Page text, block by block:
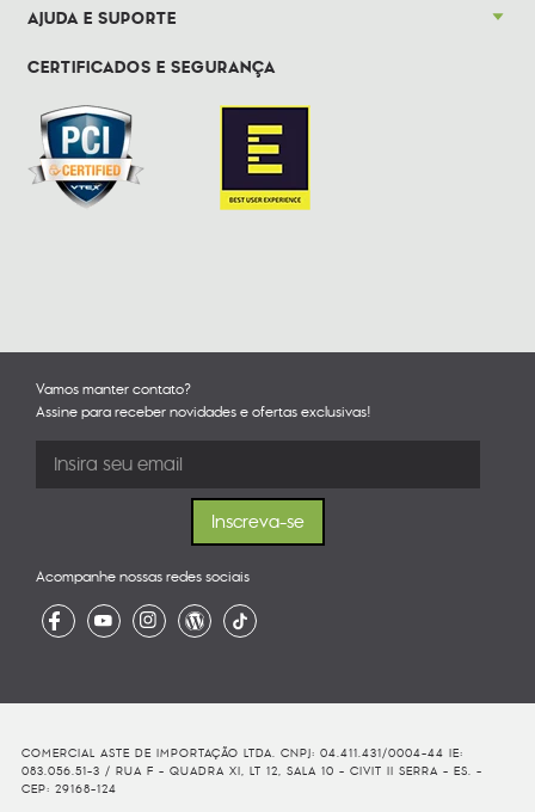
AJUDA E SUPORTE
CERTIFICADOS E SEGURANÇA
Vamos manter contato?
Assine para receber novidades e ofertas exclusivas!
Acompanhe nossas redes sociais
COMERCIAL ASTE DE IMPORTAÇÃO LTDA. CNPJ: 04.411.431/0004-44 IE:
083.056.51-3 / RUA F - QUADRA XI, LT 12, SALA 10 - CIVIT II SERRA - ES. -
CEP: 29168-124